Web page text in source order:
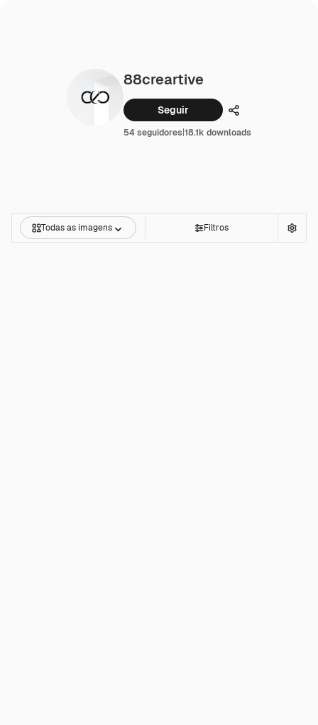
88creartive
Seguir Compartilhar
54 seguidores|18.1k downloads
Todas as imagens Filtros